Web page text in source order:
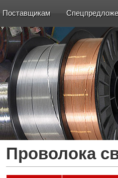
Поставщикам
Проволока